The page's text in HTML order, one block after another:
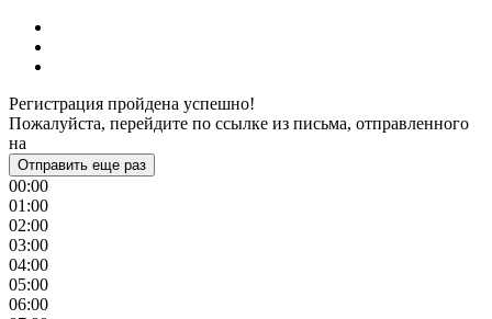
Регистрация пройдена успешно!
Пожалуйста, перейдите по ссылке из письма, отправленного
на
Отправить еще раз
00:00
01:00
02:00
03:00
04:00
05:00
06:00